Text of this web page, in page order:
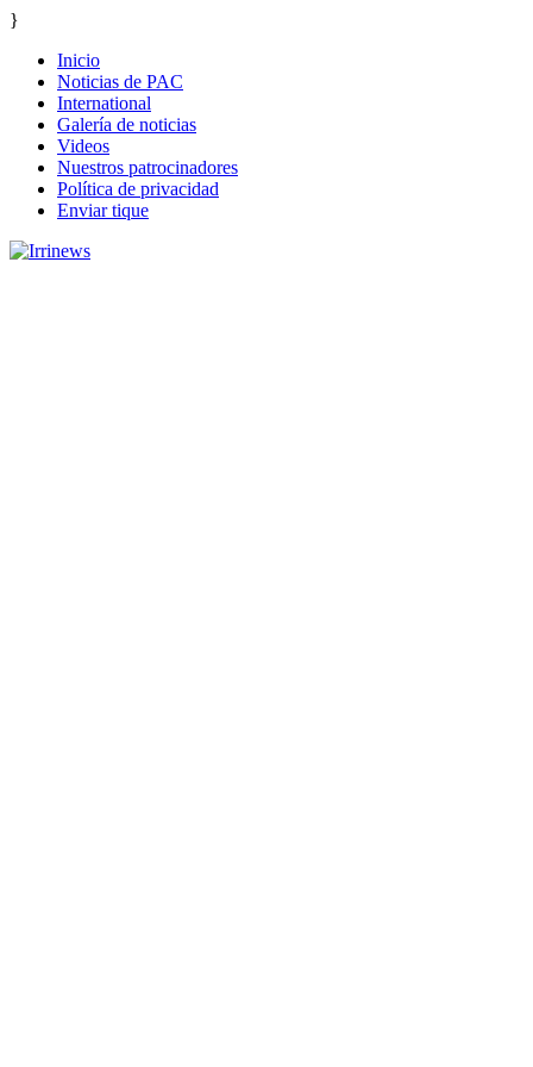
}
Inicio
Noticias de PAC
International
Galería de noticias
Videos
Nuestros patrocinadores
Política de privacidad
Enviar tique